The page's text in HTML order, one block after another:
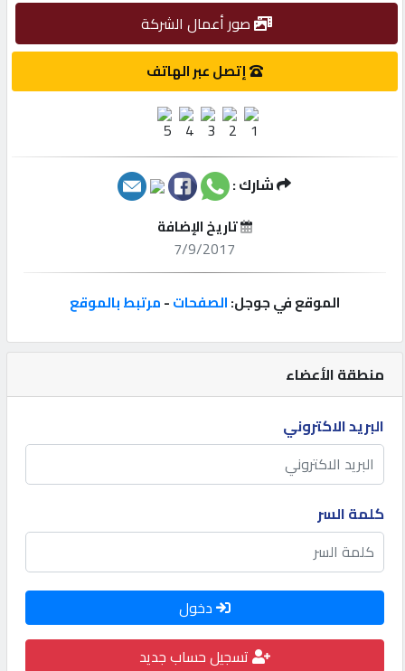
الأقسام
بنا
المنتدى
كيو
كيو
نمبر
كيو
منطقة الأعضاء
البريد الاكتروني
كلمة السر
دخول
تسجيل حساب جديد
صور أعمال الشركة
إتصل عبر الهاتف
شارك :
تاريخ الإضافة
7/9/2017
الموقع في جوجل:الصفحات-مرتبط بالموقع